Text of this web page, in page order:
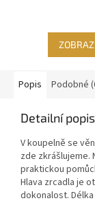
Popis Podobné
Detailní
V koupelně se
zde zkrášlujeme.
praktickou
Hlava zrcadla je
dokonalost.